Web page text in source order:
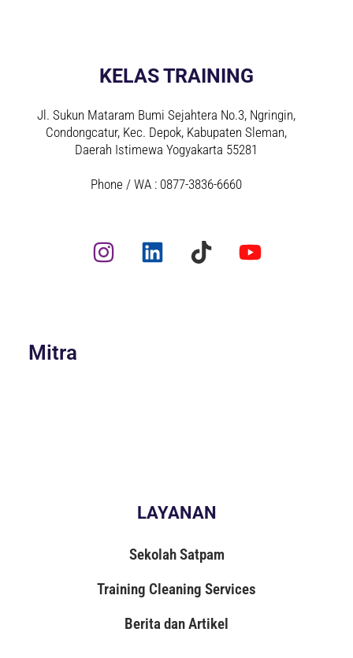
KELAS TRAINING
Jl. Sukun Mataram Bumi Sejahtera No.3, Ngringin,
Condongcatur, Kec. Depok, Kabupaten Sleman,
Daerah Istimewa Yogyakarta 55281
Phone / WA : 0877-3836-6660
Mitra
LAYANAN
Sekolah Satpam
Training Cleaning Services
Berita dan Artikel